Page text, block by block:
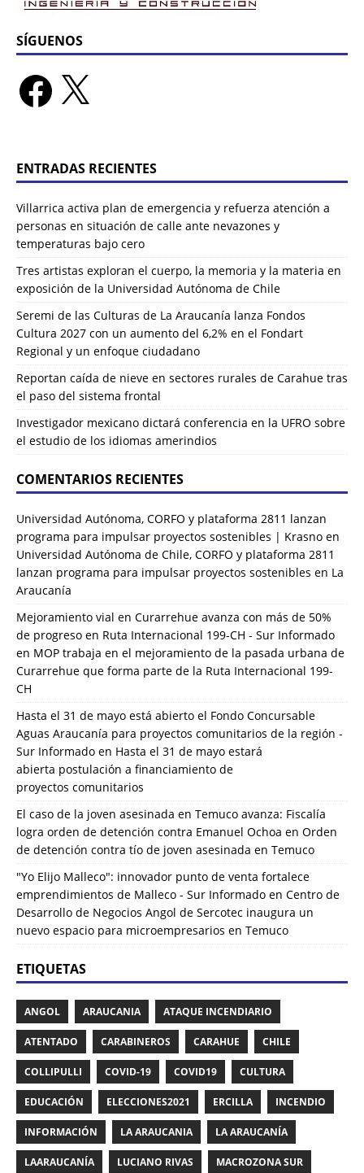
SÍGUENOS
ENTRADAS RECIENTES
Villarrica activa plan de emergencia y refuerza atención a
personas en situación de calle ante nevazones y
temperaturas bajo cero
Tres artistas exploran el cuerpo, la memoria y la materia en
exposición de la Universidad Autónoma de Chile
Seremi de las Culturas de La Araucanía lanza Fondos
Cultura 2027 con un aumento del 6,2% en el Fondart
Regional y un enfoque ciudadano
Reportan caída de nieve en sectores rurales de Carahue tras
el paso del sistema frontal
Investigador mexicano dictará conferencia en la UFRO sobre
el estudio de los idiomas amerindios
COMENTARIOS RECIENTES
Universidad Autónoma, CORFO y plataforma 2811 lanzan
programa para impulsar proyectos sostenibles | Krasno en
Universidad Autónoma de Chile, CORFO y plataforma 2811
lanzan programa para impulsar proyectos sostenibles en La
Araucanía
Mejoramiento vial en Curarrehue avanza con más de 50%
de progreso en Ruta Internacional 199-CH - Sur Informado
en MOP trabaja en el mejoramiento de la pasada urbana de
Curarrehue que forma parte de la Ruta Internacional 199-
CH
Hasta el 31 de mayo está abierto el Fondo Concursable
Aguas Araucanía para proyectos comunitarios de la región -
Sur Informado en Hasta el 31 de mayo estará
abierta postulación a financiamiento de
proyectos comunitarios
El caso de la joven asesinada en Temuco avanza: Fiscalía
logra orden de detención contra Emanuel Ochoa en Orden
de detención contra tío de joven asesinada en Temuco
"Yo Elijo Malleco": innovador punto de venta fortalece
emprendimientos de Malleco - Sur Informado en Centro de
Desarrollo de Negocios Angol de Sercotec inaugura un
nuevo espacio para microempresarios en Temuco
ETIQUETAS
ANGOL ARAUCANIA ATAQUE INCENDIARIO
ATENTADO CARABINEROS CARAHUE CHILE
COLLIPULLI COVID-19 COVID19 CULTURA
EDUCACIÓN ELECCIONES2021 ERCILLA INCENDIO
INFORMACIÓN LA ARAUCANIA LA ARAUCANÍA
LAARAUCANÍA LUCIANO RIVAS MACROZONA SUR